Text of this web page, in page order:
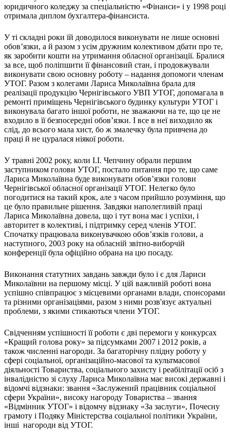
Дніпропетровська область
Донецька область
Закарпатська область
Запорізька область
Івано-Франківська область
Київ
Київська область
Кіровоградська область
Львівська область
Миколаївська область
Одеська область
Полтавська область
Рівненська область
Сумська область
Тернопільська область
Харківська область
Херсонська область
Хмельницька область
Черкаська область
Чернівецька область
Чернігівська область
питань укладення договорів
Вивчаємо жестову мову
Дитяча сторінка
Ресурс для вивчення жестових мов різних країн
ЦУЖМ
Проєкт "Жестова мова для поліцейських"
Про шахрайські схеми
ВІКТОРИНА
На допомогу військовим
Медична термінологія жестовою мовою
Статут УТОГ
Нормативна база УТОГ
юридичного коледжу за спеціальністю «Фінанси» і у 1998 році
отримала диплом бухгалтера-фінансиста.
У ті складні роки їй доводилося виконувати не лише основні
обов’язки, а й разом з усім дружним колективом дбати про те,
як заробити кошти на утримання обласної організації. Бралися
за все, щоб поліпшити її фінансовий стан, і продовжували
виконувати свою основну роботу – надання допомоги членам
УТОГ. Разом з колегами Лариса Миколаївна брала для
реалізації продукцію Чернігівського УВП УТОГ, допомагала в
ремонті приміщень Чернігівського будинку культури УТОГ і
виконувала багато іншої роботи, не зважаючи на те, що це не
входило в її безпосередні обов’язки. І все в неї виходило як
слід, до всього мала хист, бо ж змалечку була привчена до
праці й не цуралася ніякої роботи.
У травні 2002 року, коли І.І. Чепчину обрали першим
заступником голови УТОГ, постало питання про те, що саме
Лариса Миколаївна буде виконувати обов’язки голови
Чернігівської обласної організації УТОГ. Нелегко було
погодитися на такий крок, але з часом прийшло розуміння, що
це було правильне рішення. Завдяки наполегливій праці
Лариса Миколаївна довела, що і тут вона має і успіхи, і
авторитет в колективі, і підтримку серед членів УТОГ.
Спочатку працювала виконувачкою обов’язків голови, а
наступного, 2003 року на обласній звітно-виборчій
конференції була офіційно обрана на цю посаду.
Виконання статутних завдань завжди було і є для Лариси
Миколаївни на першому місці. У цій важливій роботі вона
успішно співпрацює з місцевими органами влади, спонсорами
та різними організаціями, разом з ними розв'язує актуальні
проблеми, з якими стикаються члени УТОГ.
Свідченням успішності її роботи є дві перемоги у конкурсах
«Кращий голова року» за підсумками 2007 і 2012 років, а
також численні нагороди. За багаторічну плідну роботу у
сфері соціальної, організаційно-масової та культмасової
діяльності Товариства, соціального захисту і реабілітації осіб з
інвалідністю зі слуху Лариса Миколаївна має високі державні і
відомчі відзнаки: звання «Заслужений працівник соціальної
сфери України», високу нагороду Товариства – звання
«Відмінник УТОГ» і відомчу відзнаку «За заслуги», Почесну
грамоту і Подяку Міністерства соціальної політики України,
інші нагороди від УТОГ.